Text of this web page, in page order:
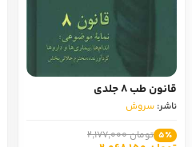
قانون طب 8 جلدی
ناشر: سروش
5٪ تومان 2,177,000